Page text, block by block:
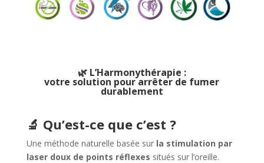
🌿 L’Harmonythérapie :
votre solution pour arrêter de fumer
durablement
🔬 Qu’est-ce que c’est ?
Une méthode naturelle basée sur la stimulation par
laser doux de points réflexes situés sur l’oreille.